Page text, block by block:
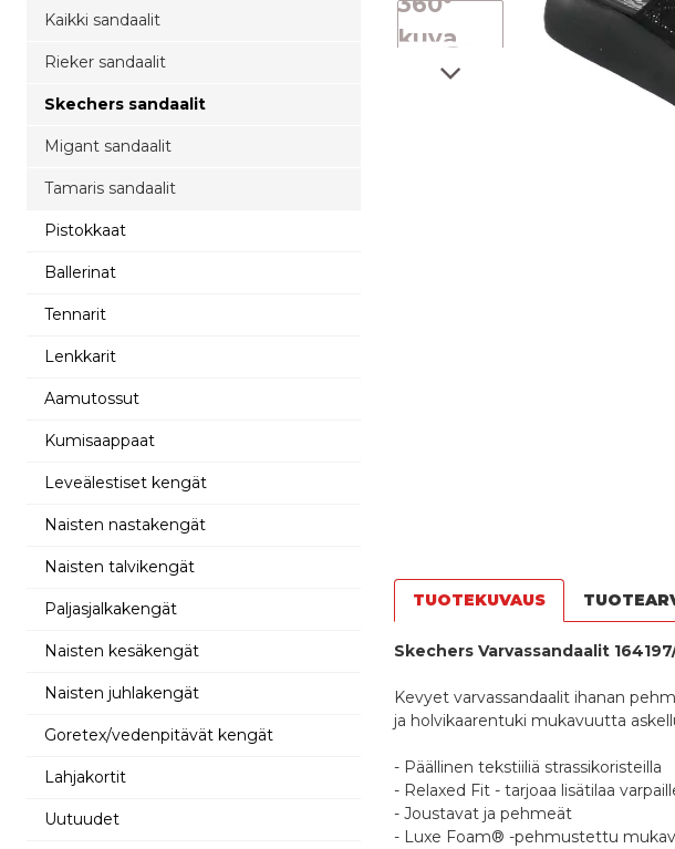
Kaikki sandaalit
Rieker sandaalit
Skechers sandaalit
Migant sandaalit
Tamaris sandaalit
Pistokkaat
Ballerinat
Tennarit
Lenkkarit
Aamutossut
Kumisaappaat
Leveälestiset kengät
Naisten nastakengät
Naisten talvikengät
Paljasjalkakengät
Naisten kesäkengät
Naisten juhlakengät
Goretex/vedenpitävät kengät
Lahjakortit
Uutuudet
kuva
TUOTEKUVAUS
Skechers Varvassandaalit
Kevyet varvassandaalit ihanan
ja holvikaarentuki mukavuutta
- Päällinen tekstiiliä strassikoristeilla
- Relaxed Fit - tarjoaa lisätilaa
- Joustavat ja pehmeät
- Luxe Foam® -pehmustettu